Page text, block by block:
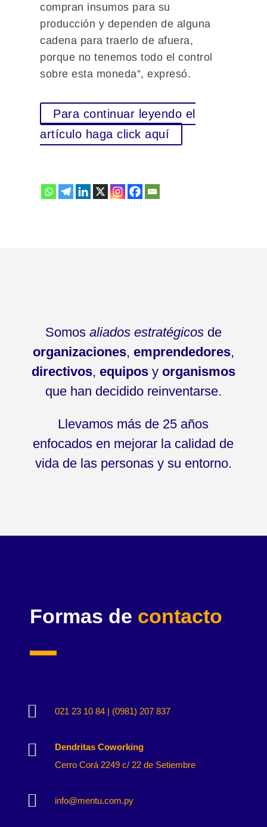
compran insumos para su
producción y dependen de alguna
cadena para traerlo de afuera,
porque no tenemos todo el control
sobre esta moneda”, expresó.
Para continuar leyendo el
artículo haga click aquí
Somos aliados estratégicosde
organizaciones, emprendedores,
directivos, equiposy organismos
que han decidido reinventarse.
Llevamos más de 25 años
enfocados en mejorar la calidad de
vida de las personas y su entorno.
Formas de contacto
 021 23 10 84 | (0981) 207 837

Dendritas Coworking
Cerro Corá 2249 c/ 22 de Setiembre
 info@mentu.com.py